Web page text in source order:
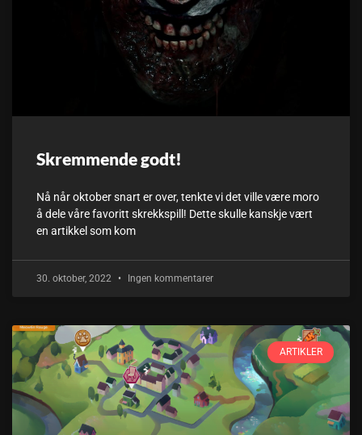
Skremmende godt!
Nå når oktober snart er over, tenkte vi det ville være moro
å dele våre favoritt skrekkspill! Dette skulle kanskje vært
en artikkel som kom
30. oktober, 2022 Ingen kommentarer
ARTIKLER